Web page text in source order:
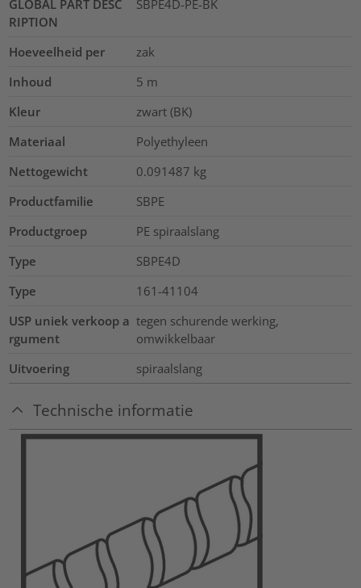
GLOBAL PART DESC
RIPTION
SBPE4D-PE-BK
Hoeveelheid per
zak
Inhoud
5 m
Kleur
zwart (BK)
Materiaal
Polyethyleen
Nettogewicht
0.091487 kg
Productfamilie
SBPE
Productgroep
PE spiraalslang
Type
SBPE4D
Type
161-41104
USP uniek verkoop a
rgument
tegen schurende werking,
omwikkelbaar
Uitvoering
spiraalslang
Technische informatie